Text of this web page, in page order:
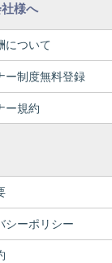
様へ
について
ー制度無料登録
ー規約
シーポリシー